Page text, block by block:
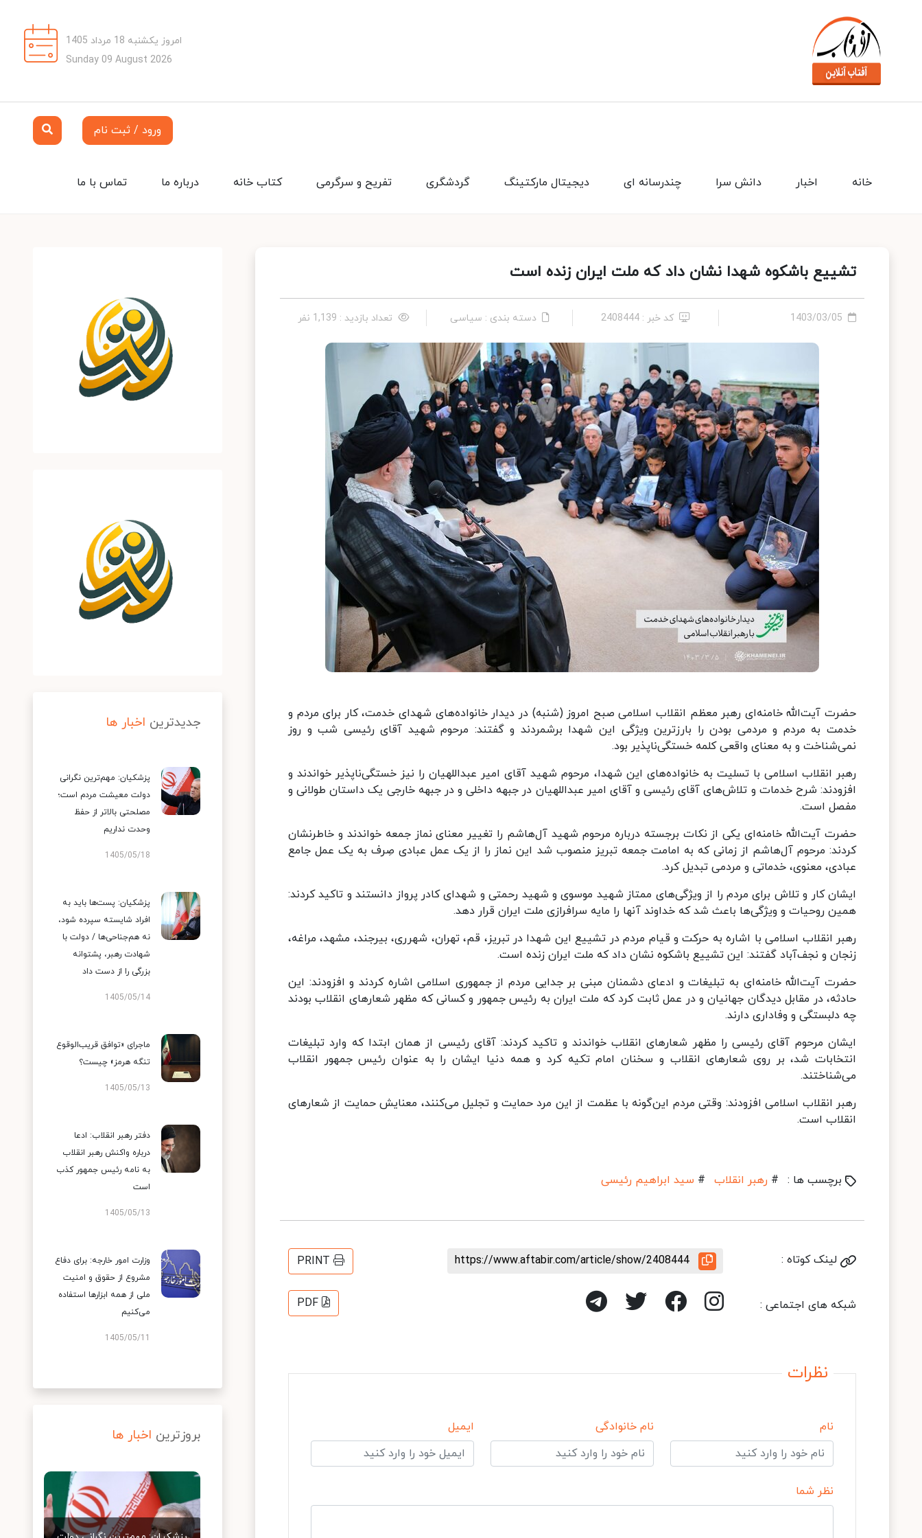
امروز یکشنبه 18 مرداد 1405
Sunday 09 August 2026
ورود / ثبت نام
تماس با ما درباره ما کتاب خانه تفریح و سرگرمی گردشگری دیجیتال مارکتینگ چندرسانه ای دانش سرا اخبار خانه
تشییع باشکوه شهدا نشان داد که ملت ایران زنده است
1403/03/05 کد خبر : 2408444 دسته بندی : سیاسی تعداد بازدید : 1,139 نفر
حضرت آیت‌الله خامنه‌ای رهبر معظم انقلاب اسلامی صبح امروز (شنبه) در دیدار خانواده‌های شهدای خدمت، کار برای مردم و
خدمت به مردم و مردمی بودن را بارزترین ویژگی این شهدا برشمردند و گفتند: مرحوم شهید آقای رئیسی شب و روز
نمی‌شناخت و به معنای واقعی کلمه خستگی‌ناپذیر بود.
رهبر انقلاب اسلامی با تسلیت به خانواده‌های این شهدا، مرحوم شهید آقای امیر عبداللهیان را نیز خستگی‌ناپذیر خواندند و
افزودند: شرح خدمات و تلاش‌های آقای رئیسی و آقای امیر عبداللهیان در جبهه داخلی و در جبهه خارجی یک داستان طولانی و
مفصل است.
حضرت آیت‌الله خامنه‌ای یکی از نکات برجسته درباره مرحوم شهید آل‌هاشم را تغییر معنای نماز جمعه خواندند و خاطرنشان
کردند: مرحوم آل‌هاشم از زمانی که به امامت جمعه تبریز منصوب شد این نماز را از یک عمل عبادی صِرف به یک عمل جامع
عبادی، معنوی، خدماتی و مردمی تبدیل کرد.
ایشان کار و تلاش برای مردم را از ویژگی‌های ممتاز شهید موسوی و شهید رحمتی و شهدای کادر پرواز دانستند و تاکید کردند:
همین روحیات و ویژگی‌ها باعث شد که خداوند آنها را مایه سرافرازی ملت ایران قرار دهد.
رهبر انقلاب اسلامی با اشاره به حرکت و قیام مردم در تشییع این شهدا در تبریز، قم، تهران، شهرری، بیرجند، مشهد، مراغه،
زنجان و نجف‌آباد گفتند: این تشییع باشکوه نشان داد که ملت ایران زنده است.
حضرت آیت‌الله خامنه‌ای به تبلیغات و ادعای دشمنان مبنی بر جدایی مردم از جمهوری اسلامی اشاره کردند و افزودند: این
حادثه، در مقابل دیدگان جهانیان و در عمل ثابت کرد که ملت ایران به رئیس جمهور و کسانی که مظهر شعارهای انقلاب بودند
چه دلبستگی و وفاداری دارند.
ایشان مرحوم آقای رئیسی را مظهر شعارهای انقلاب خواندند و تاکید کردند: آقای رئیسی از همان ابتدا که وارد تبلیغات
انتخابات شد، بر روی شعارهای انقلاب و سخنان امام تکیه کرد و همه دنیا ایشان را به عنوان رئیس جمهور انقلاب
می‌شناختند.
رهبر انقلاب اسلامی افزودند: وقتی مردم این‌گونه با عظمت از این مرد حمایت و تجلیل می‌کنند، معنایش حمایت از شعارهای
انقلاب است.
برچسب ها : # رهبر انقلاب # سید ابراهیم رئیسی
لینک کوتاه : https://www.aftabir.com/article/show/2408444
PRINT
شبکه های اجتماعی : PDF
نظرات
نام نام خانوادگی ایمیل
نظر شما
جدیدترین اخبار ها
پزشکیان: مهم‌ترین نگرانی
دولت معیشت مردم است؛
مصلحتی بالاتر از حفظ
وحدت نداریم
1405/05/18
پزشکیان: پست‌ها باید به
افراد شایسته سپرده شود،
نه هم‌جناحی‌ها / دولت با
شهادت رهبر، پشتوانه
بزرگی را از دست داد
1405/05/14
ماجرای «توافق قریب‌الوقوع
تنگه هرمز» چیست؟
1405/05/13
دفتر رهبر انقلاب: ادعا
درباره واکنش رهبر انقلاب
به نامه رئیس جمهور کذب
است
1405/05/13
وزارت امور خارجه: برای دفاع
مشروع از حقوق و امنیت
ملی از همه ابزارها استفاده
می‌کنیم
1405/05/11
بروزترین اخبار ها